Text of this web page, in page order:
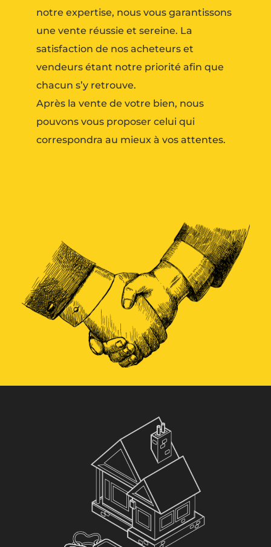
notre expertise, nous vous garantissons
une vente réussie et sereine. La
satisfaction de nos acheteurs et
vendeurs étant notre priorité afin que
chacun s’y retrouve.
Après la vente de votre bien, nous
pouvons vous proposer celui qui
correspondra au mieux à vos attentes.